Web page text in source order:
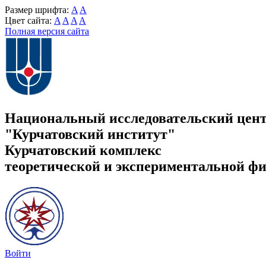
Размер шрифта: A A
Цвет сайта: A A A A
Полная версия сайта
Национальный исследовательский
"Курчатовский институт"
Курчатовский комплекс
теоретической и экспериментальной
Войти